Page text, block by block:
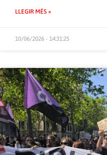
LLEGIR MÉS »
10/06/2026 - 14:31:25